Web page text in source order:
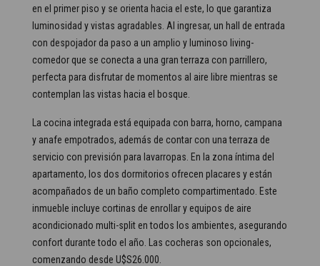
en el primer piso y se orienta hacia el este, lo que garantiza
luminosidad y vistas agradables. Al ingresar, un hall de entrada
con despojador da paso a un amplio y luminoso living-
comedor que se conecta a una gran terraza con parrillero,
perfecta para disfrutar de momentos al aire libre mientras se
contemplan las vistas hacia el bosque.
La cocina integrada está equipada con barra, horno, campana
y anafe empotrados, además de contar con una terraza de
servicio con previsión para lavarropas. En la zona íntima del
apartamento, los dos dormitorios ofrecen placares y están
acompañados de un baño completo compartimentado. Este
inmueble incluye cortinas de enrollar y equipos de aire
acondicionado multi-split en todos los ambientes, asegurando
confort durante todo el año. Las cocheras son opcionales,
comenzando desde U$S26.000.